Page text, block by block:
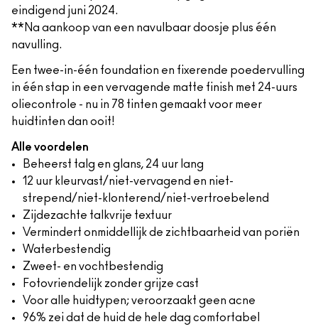
eindigend juni 2024.
**Na aankoop van een navulbaar doosje plus één
navulling.
Een twee-in-één foundation en fixerende poedervulling
in één stap in een vervagende matte finish met 24-uurs
oliecontrole - nu in 78 tinten gemaakt voor meer
huidtinten dan ooit!
Alle voordelen
Beheerst talg en glans, 24 uur lang
12 uur kleurvast/niet-vervagend en niet-
strepend/niet-klonterend/niet-vertroebelend
Zijdezachte talkvrije textuur
Vermindert onmiddellijk de zichtbaarheid van poriën
Waterbestendig
Zweet- en vochtbestendig
Fotovriendelijk zonder grijze cast
Voor alle huidtypen; veroorzaakt geen acne
96% zei dat de huid de hele dag comfortabel